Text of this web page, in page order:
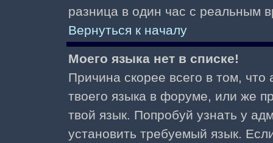
разница в один час с реальным
Вернуться к началу
Моего языка нет в списке!
Причина скорее всего в том,
твоего языка в форуме, или же
твой язык. Попробуй узнать у
установить требуемый язык.